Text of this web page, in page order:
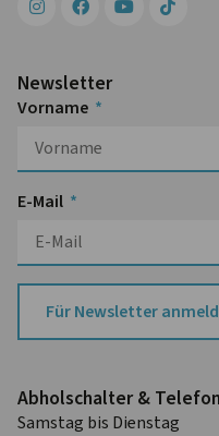
Newsletter
Vorname
E-Mail
Für Newsletter
Abhol­schalter &
Samstag bis Dienstag